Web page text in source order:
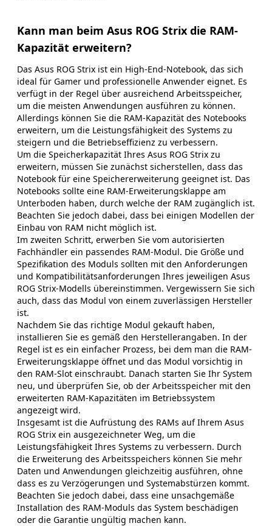
Kann man beim Asus ROG Strix die RAM-
Kapazität erweitern?
Das Asus ROG Strix ist ein High-End-Notebook, das sich
ideal für Gamer und professionelle Anwender eignet. Es
verfügt in der Regel über ausreichend Arbeitsspeicher,
um die meisten Anwendungen ausführen zu können.
Allerdings können Sie die RAM-Kapazität des Notebooks
erweitern, um die Leistungsfähigkeit des Systems zu
steigern und die Betriebseffizienz zu verbessern.
Um die Speicherkapazität Ihres Asus ROG Strix zu
erweitern, müssen Sie zunächst sicherstellen, dass das
Notebook für eine Speichererweiterung geeignet ist. Das
Notebooks sollte eine RAM-Erweiterungsklappe am
Unterboden haben, durch welche der RAM zugänglich ist.
Beachten Sie jedoch dabei, dass bei einigen Modellen der
Einbau von RAM nicht möglich ist.
Im zweiten Schritt, erwerben Sie vom autorisierten
Fachhändler ein passendes RAM-Modul. Die Größe und
Spezifikation des Moduls sollten mit den Anforderungen
und Kompatibilitätsanforderungen Ihres jeweiligen Asus
ROG Strix-Modells übereinstimmen. Vergewissern Sie sich
auch, dass das Modul von einem zuverlässigen Hersteller
ist.
Nachdem Sie das richtige Modul gekauft haben,
installieren Sie es gemäß den Herstellerangaben. In der
Regel ist es ein einfacher Prozess, bei dem man die RAM-
Erweiterungsklappe öffnet und das Modul vorsichtig in
den RAM-Slot einschraubt. Danach starten Sie Ihr System
neu, und überprüfen Sie, ob der Arbeitsspeicher mit den
erweiterten RAM-Kapazitäten im Betriebssystem
angezeigt wird.
Insgesamt ist die Aufrüstung des RAMs auf Ihrem Asus
ROG Strix ein ausgezeichneter Weg, um die
Leistungsfähigkeit Ihres Systems zu verbessern. Durch
die Erweiterung des Arbeitsspeichers können Sie mehr
Daten und Anwendungen gleichzeitig ausführen, ohne
dass es zu Verzögerungen und Systemabstürzen kommt.
Beachten Sie jedoch dabei, dass eine unsachgemäße
Installation des RAM-Moduls das System beschädigen
oder die Garantie ungültig machen kann.